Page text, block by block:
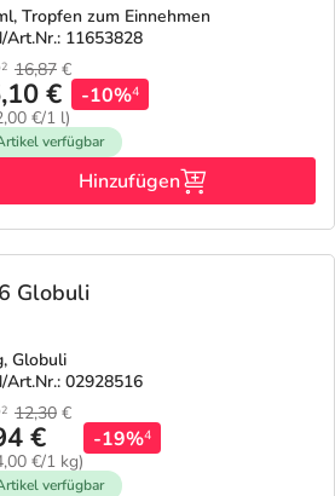
7
und Kopfhaut
Deals
Tropfen zum Einnehmen
Art.Nr.: 11653828
2 16,87 €
€
€/1 l)
-10%4
verfügbar
Hinzufügen
Globuli
Globuli
Art.Nr.: 02928516
2 12,30 €
€
€/1 kg)
-19%4
verfügbar